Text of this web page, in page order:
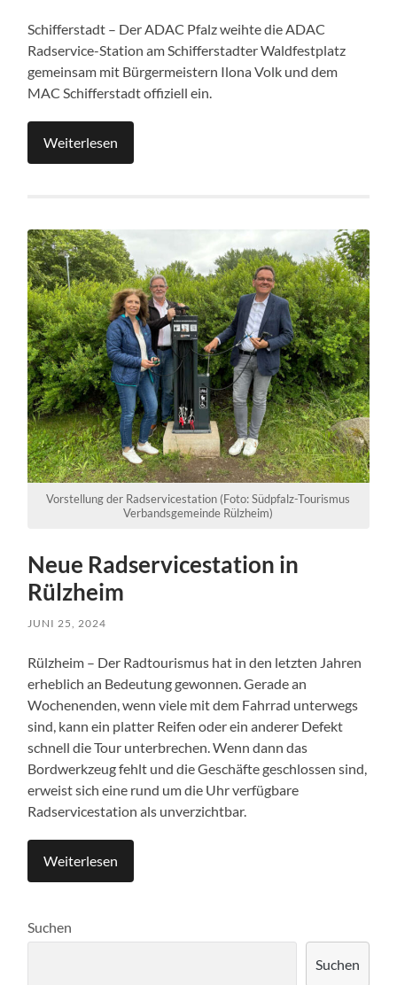
Schifferstadt – Der ADAC Pfalz weihte die ADAC
Radservice-Station am Schifferstadter Waldfestplatz
gemeinsam mit Bürgermeistern Ilona Volk und dem
MAC Schifferstadt offiziell ein.
Weiterlesen
Vorstellung der Radservicestation (Foto: Südpfalz-Tourismus
Verbandsgemeinde Rülzheim)
Neue Radservicestation in
Rülzheim
JUNI 25, 2024
Rülzheim – Der Radtourismus hat in den letzten Jahren
erheblich an Bedeutung gewonnen. Gerade an
Wochenenden, wenn viele mit dem Fahrrad unterwegs
sind, kann ein platter Reifen oder ein anderer Defekt
schnell die Tour unterbrechen. Wenn dann das
Bordwerkzeug fehlt und die Geschäfte geschlossen sind,
erweist sich eine rund um die Uhr verfügbare
Radservicestation als unverzichtbar.
Weiterlesen
Suchen
Suchen